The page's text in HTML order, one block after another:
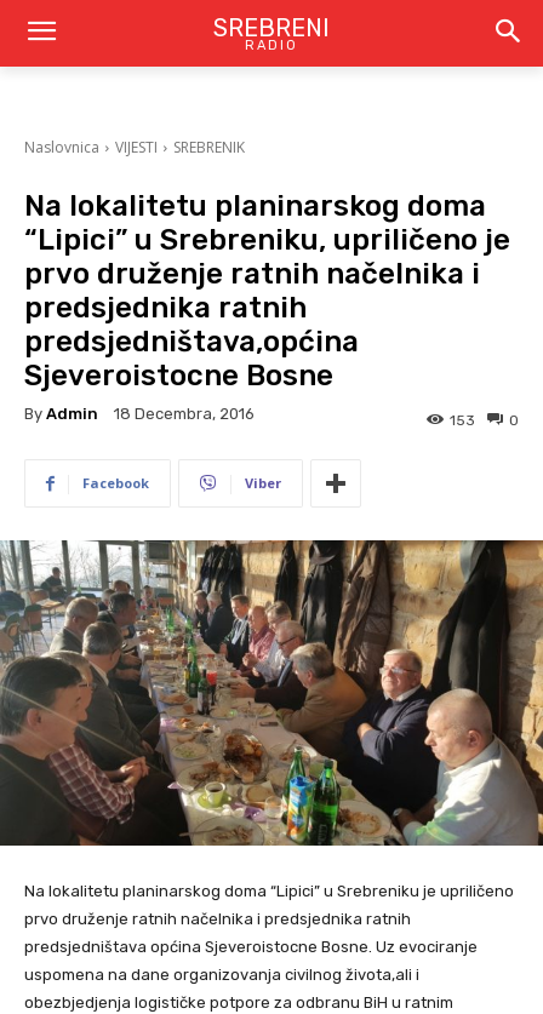
SREBRENI
RADIO
Naslovnica VIJESTI SREBRENIK
Na lokalitetu planinarskog doma
“Lipici” u Srebreniku, upriličeno je
prvo druženje ratnih načelnika i
predsjednika ratnih
predsjedništava,općina
Sjeveroistocne Bosne
By Admin 18 Decembra, 2016 0
153
Facebook Viber
Na lokalitetu planinarskog doma “Lipici” u Srebreniku je upriličeno
prvo druženje ratnih načelnika i predsjednika ratnih
predsjedništava općina Sjeveroistocne Bosne. Uz evociranje
uspomena na dane organizovanja civilnog života,ali i
obezbjedjenja logističke potpore za odbranu BiH u ratnim